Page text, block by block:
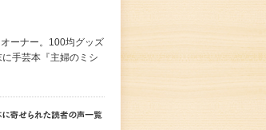
ーナー。100均グッズ
手芸本『主婦のミシ